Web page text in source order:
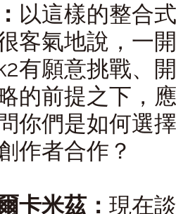
以這樣的整合
客氣地說，一
有願意挑戰、
的前提之下，
你們是如何選
作者合作？
卡米茲： 現在